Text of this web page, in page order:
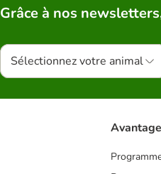
Grâce à nos
Sélectionnez votre animal